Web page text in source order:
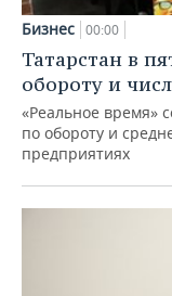
Бизнес 00:00
Татарстан в
обороту и
«Реальное время»
по обороту и
предприятиях